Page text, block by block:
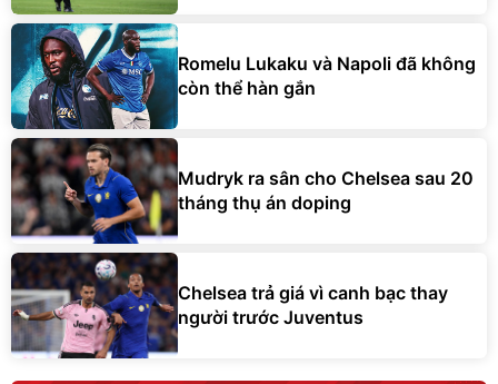
Romelu Lukaku và Napoli đã không
còn thể hàn gắn
Mudryk ra sân cho Chelsea sau 20
tháng thụ án doping
Chelsea trả giá vì canh bạc thay
người trước Juventus